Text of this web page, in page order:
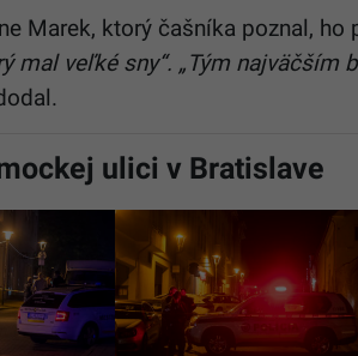
Marek, ktorý čašníka poznal,
mal veľké sny“. „Tým najväčším
ulici v Bratislave